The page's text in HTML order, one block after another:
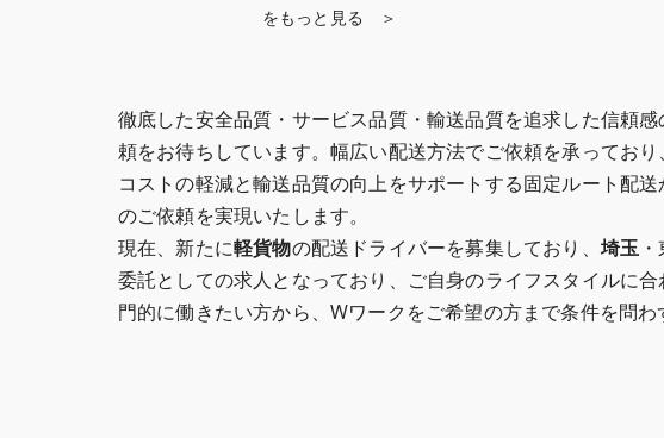
をもっと見る ＞
徹底した安全品質・サービス品質・輸送品質を追求した信頼
頼をお待ちしています。幅広い配送方法でご依頼を承ってお
コストの軽減と輸送品質の向上をサポートする固定ルート配
のご依頼を実現いたします。
現在、新たに軽貨物の配送ドライバーを募集しており、 埼玉
委託としての求人となっており、ご自身のライフスタイルに
門的に働きたい方から、Wワークをご希望の方まで条件を問わ